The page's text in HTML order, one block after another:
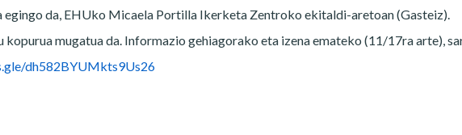
egingo da, EHUko Micaela Portilla Ikerketa Zentroko ekitaldi-aretoan (Gasteiz).
kopurua mugatua da. Informazio gehiagorako eta izena emateko (11/17ra arte),
dh582BYUMkts9Us26